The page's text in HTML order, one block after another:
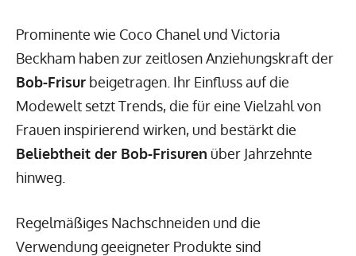
Prominente wie Coco Chanel und Victoria
Beckham haben zur zeitlosen Anziehungskraft der
Bob-Frisur beigetragen. Ihr Einfluss auf die
Modewelt setzt Trends, die für eine Vielzahl von
Frauen inspirierend wirken, und bestärkt die
Beliebtheit der Bob-Frisuren über Jahrzehnte
hinweg.
Regelmäßiges Nachschneiden und die
Verwendung geeigneter Produkte sind